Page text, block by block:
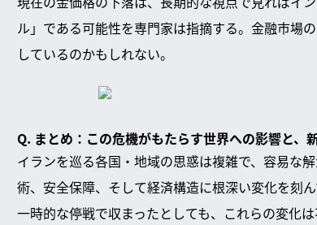
ル」である可能性を専門家は指摘する。金融市場
しているのかもしれない。
Q. まとめ：この危機がもたらす世界への影響と、
イランを巡る各国・地域の思惑は複雑で、容易な
術、安全保障、そして経済構造に根深い変化を刻ん
一時的な停戦で収まったとしても、これらの変化